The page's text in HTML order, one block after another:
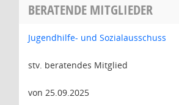
BERATENDE MITGLIEDER
Jugendhilfe- und Sozialausschuss
stv. beratendes Mitglied
von 25.09.2025